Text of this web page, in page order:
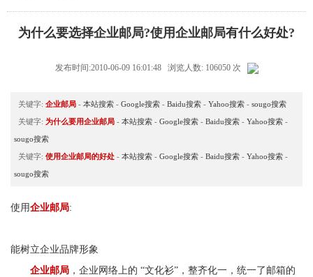
为什么要选择企业邮局?使用企业邮局有什么好处?
发布时间:2010-06-09 16:01:48 浏览人数: 106050 次
关键字: 企业邮局 - 本站搜索 - Google搜索 - Baidu搜索 - Yahoo搜索 - sougo搜索
关键字: 为什么要用企业邮局 - 本站搜索 - Google搜索 - Baidu搜索 - Yahoo搜索 -
sougo搜索
关键字: 使用企业邮局的好处 - 本站搜索 - Google搜索 - Baidu搜索 - Yahoo搜索 -
sougo搜索
使用企业邮局:
能树立企业品牌形象
企业邮局 ，企业网络上的 “文化衫”，整齐化一，统一了邮箱的